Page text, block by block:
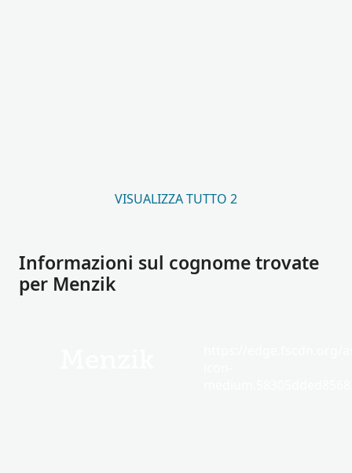
VISUALIZZA TUTTO 2
Informazioni sul cognome trovate
per Menzik